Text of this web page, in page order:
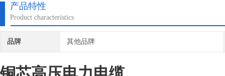
产品特性
Product characteristics
品牌 其他品牌